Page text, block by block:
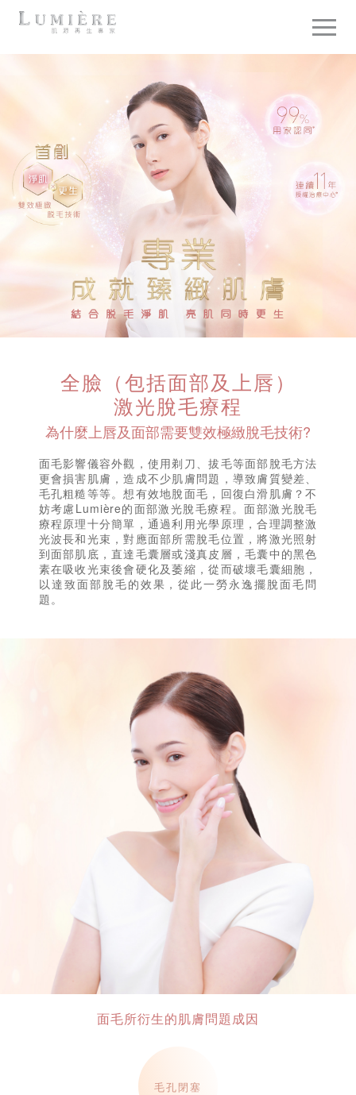
全臉（包括面部及上唇）
激光脫毛療程
為什麼上唇及面部需要雙效極緻脫毛技術?
面毛影響儀容外觀，使用剃刀、拔毛等面部脫毛方法
更會損害肌膚，造成不少肌膚問題，導致膚質變差、
毛孔粗糙等等。想有效地脫面毛，回復白滑肌膚？不
妨考慮Lumière的面部激光脫毛療程。面部激光脫毛
療程原理十分簡單，通過利用光學原理，合理調整激
光波長和光束，對應面部所需脫毛位置，將激光照射
到面部肌底，直達毛囊層或淺真皮層，毛囊中的黑色
素在吸收光束後會硬化及萎縮，從而破壞毛囊細胞，
以達致面部脫毛的效果，從此一勞永逸擺脫面毛問
題。
面毛所衍生的肌膚問題成因
毛孔閉塞